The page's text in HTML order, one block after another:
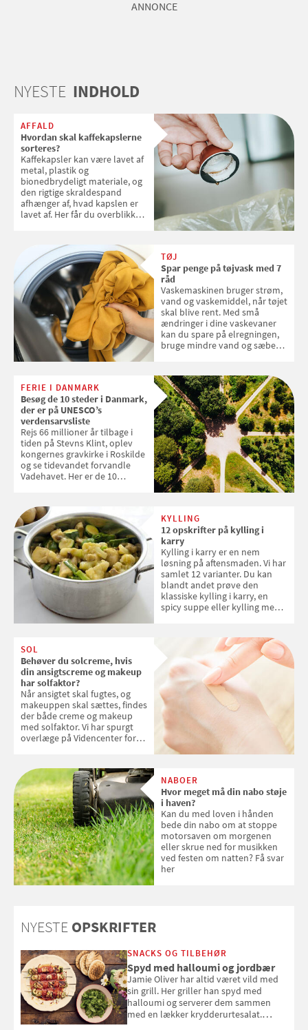
ANNONCE
NYESTE INDHOLD
AFFALD
Hvordan skal kaffekapslerne
sorteres?
Kaffekapsler kan være lavet af
metal, plastik og
bionedbrydeligt materiale, og
den rigtige skraldespand
afhænger af, hvad kapslen er
lavet af. Her får du overblikket
TØJ
Spar penge på tøjvask med 7
råd
Vaskemaskinen bruger strøm,
vand og vaskemiddel, når tøjet
skal blive rent. Med små
ændringer i dine vaskevaner
kan du spare på elregningen,
bruge mindre vand og sæbe
enkle råd til at spare penge på
tøjvasken
FERIE I DANMARK
Besøg de 10 steder i Danmark,
der er på UNESCO’s
verdensarvsliste
Rejs 66 millioner år tilbage i
tiden på Stevns Klint, oplev
kongernes gravkirke i Roskilde
og se tidevandet forvandle
Vadehavet. Her er de 10
KYLLING
12 opskrifter på kylling i
karry
Kylling i karry er en nem
løsning på aftensmaden. Vi har
samlet 12 varianter. Du kan
blandt andet prøve den
klassiske kylling i karry, en
spicy suppe eller kylling med
SOL
Behøver du solcreme, hvis
din ansigtscreme og makeup
har solfaktor?
Når ansigtet skal fugtes, og
makeuppen skal sættes, findes
der både creme og makeup
med solfaktor. Vi har spurgt
overlæge på Videncenter for
med SPF kan erstatte
solcreme, når man bevæger
sig ud i solen
NABOER
Hvor meget må din nabo støje
i haven?
Kan du med loven i hånden
bede din nabo om at stoppe
motorsaven om morgenen
eller skrue ned for musikken
ved festen om natten? Få svar
her
NYESTE OPSKRIFTER
SNACKS OG TILBEHØR
Spyd med halloumi og jordbær
Jamie Oliver har altid været vild med
sin grill. Her griller han spyd med
halloumi og serverer dem sammen
med en lækker krydderurtesalat.